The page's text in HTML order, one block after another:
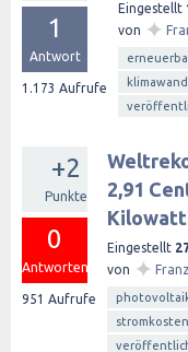
1
Antwort
1.173 Aufrufe
Eingestellt
von ✦
+2
Punkte
0
Antworten
951 Aufrufe
2,91
Eingestellt
von ✦
stromkosten